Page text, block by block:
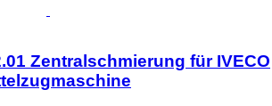
Zentralschmierung für IVECO